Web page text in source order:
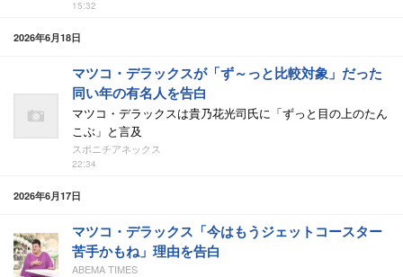
15:32
2026年6月18日
マツコ・デラックスが「ず～っと比較対象」だった
同い年の有名人を告白
マツコ・デラックスは貴乃花光司氏に「ずっと目の上のたん
こぶ」と言及
スポニチアネックス
22:34
2026年6月17日
マツコ・デラックス「今はもうジェットコースター
苦手かもね」理由を告白
ABEMA TIMES